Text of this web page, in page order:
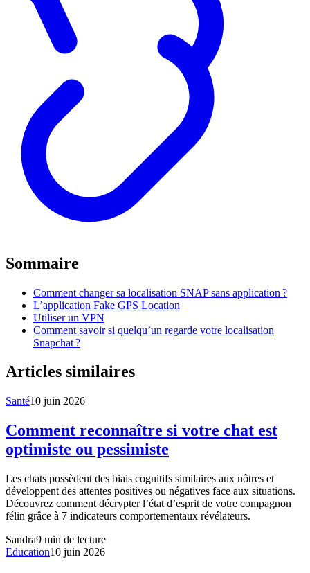
Sommaire
Comment changer sa localisation SNAP sans application ?
L’application Fake GPS Location
Utiliser un VPN
Comment savoir si quelqu’un regarde votre localisation
Snapchat ?
Articles similaires
Santé10 juin 2026
Comment reconnaître si votre chat est
optimiste ou pessimiste
Les chats possèdent des biais cognitifs similaires aux nôtres et
développent des attentes positives ou négatives face aux situations.
Découvrez comment décrypter l’état d’esprit de votre compagnon
félin grâce à 7 indicateurs comportementaux révélateurs.
Sandra9 min de lecture
Education10 juin 2026